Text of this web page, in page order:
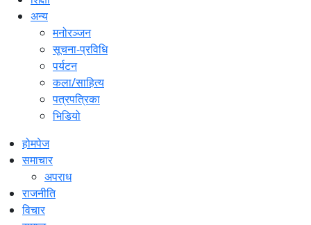
अन्य
मनोरञ्जन
सूचना-प्रविधि
पर्यटन
कला/साहित्य
पत्रपत्रिका
भिडियो
होमपेज
समाचार
अपराध
राजनीति
विचार